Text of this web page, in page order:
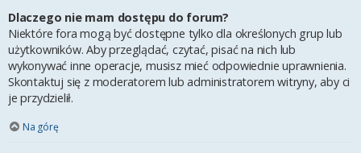
Dlaczego nie mam dostępu do forum?
Niektóre fora mogą być dostępne tylko dla określonych grup lub
użytkowników. Aby przeglądać, czytać, pisać na nich lub
wykonywać inne operacje, musisz mieć odpowiednie uprawnienia.
Skontaktuj się z moderatorem lub administratorem witryny, aby ci
je przydzielił.
Na górę